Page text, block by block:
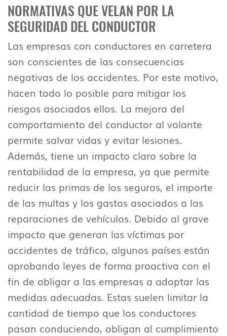
NORMATIVAS QUE VELAN POR LA
SEGURIDAD DEL CONDUCTOR
Las empresas con conductores en carretera
son conscientes de las consecuencias
negativas de los accidentes. Por este motivo,
hacen todo lo posible para mitigar los
riesgos asociados ellos. La mejora del
comportamiento del conductor al volante
permite salvar vidas y evitar lesiones.
Además, tiene un impacto claro sobre la
rentabilidad de la empresa, ya que permite
reducir las primas de los seguros, el importe
de las multas y los gastos asociados a las
reparaciones de vehículos. Debido al grave
impacto que generan las víctimas por
accidentes de tráfico, algunos países están
aprobando leyes de forma proactiva con el
fin de obligar a las empresas a adoptar las
medidas adecuadas. Estas suelen limitar la
cantidad de tiempo que los conductores
pasan conduciendo, obligan al cumplimiento